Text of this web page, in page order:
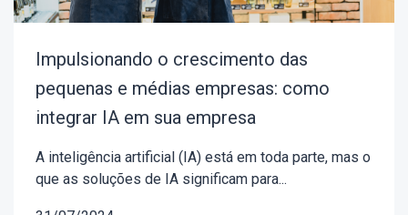
Impulsionando o crescimento das
pequenas e médias empresas: como
integrar IA em sua empresa
A inteligência artificial (IA) está em toda parte, mas o
que as soluções de IA significam para...